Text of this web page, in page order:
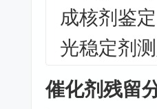
成核剂鉴
光稳定剂
催化剂残留